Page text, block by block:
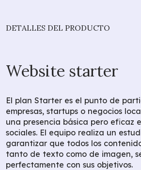
DETALLES DEL PRODUCTO
Website starter
El plan Starter es el punto de
empresas, startups o negocios
una presencia básica pero eficaz
sociales. El equipo realiza un
garantizar que todos los
tanto de texto como de imagen,
perfectamente con sus objetivos.